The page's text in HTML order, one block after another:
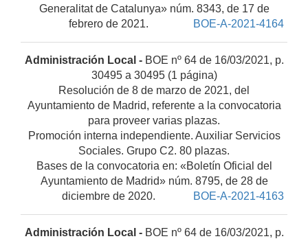
Generalitat de Catalunya» núm. 8343, de 17 de
febrero de 2021.
BOE-A-2021-4164
Administración Local - BOE nº 64 de 16/03/2021, p.
30495 a 30495 (1 página)
Resolución de 8 de marzo de 2021, del
Ayuntamiento de Madrid, referente a la convocatoria
para proveer varias plazas.
Promoción interna independiente. Auxiliar Servicios
Sociales. Grupo C2. 80 plazas.
Bases de la convocatoria en: «Boletín Oficial del
Ayuntamiento de Madrid» núm. 8795, de 28 de
diciembre de 2020.
BOE-A-2021-4163
Administración Local - BOE nº 64 de 16/03/2021, p.